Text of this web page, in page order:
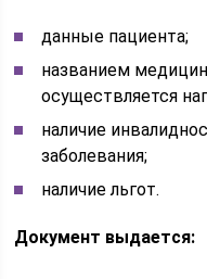
данные пациента;
названием
осуществляется
наличие
заболевания;
наличие льгот.
Документ выдается: